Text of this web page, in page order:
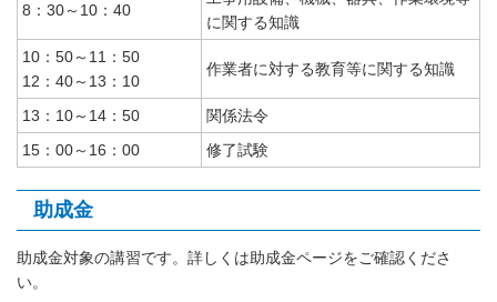
8：30～10：40
に関する知識
10：50～11：50
12：40～13：10
作業者に対する教育等に関する知識
13：10～14：50
関係法令
15：00～16：00
修了試験
助成金
助成金対象の講習です。詳しくは助成金ページをご確認くださ
い。